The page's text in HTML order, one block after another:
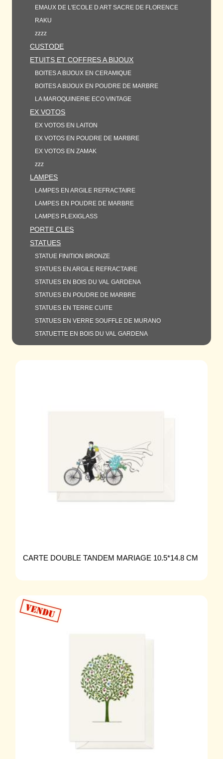
EMAUX DE L'ECOLE D ART SACRE DE FLORENCE
RAKU
zzzz
CUSTODE
ETUITS ET COFFRES A BIJOUX
BOITES A BIJOUX EN CERAMIQUE
BOITES A BIJOUX EN POUDRE DE MARBRE
LA MAROQUINERIE ECO VINTAGE
EX VOTOS
EX VOTOS EN LAITON
EX VOTOS EN POUDRE DE MARBRE
EX VOTOS EN ZAMAK
zzz
LAMPES
LAMPES EN ARGILE REFRACTAIRE
LAMPES EN POUDRE DE MARBRE
LAMPES PLEXIGLASS
PORTE CLES
STATUES
STATUE FINITION BRONZE
STATUES EN ARGILE REFRACTAIRE
STATUES EN BOIS DU VAL GARDENA
STATUES EN POUDRE DE MARBRE
STATUES EN TERRE CUITE
STATUES EN VERRE SOUFFLE DE MURANO
STATUETTE EN BOIS DU VAL GARDENA
CARTE DOUBLE TANDEM MARIAGE 10.5*14.8 CM